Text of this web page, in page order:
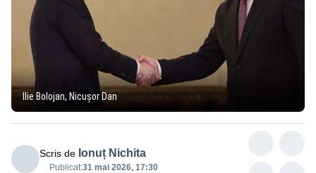
Ilie Bolojan, Nicușor Dan
Scris de Ionuț Nichita
Publicat:31 mai 2026, 17:30